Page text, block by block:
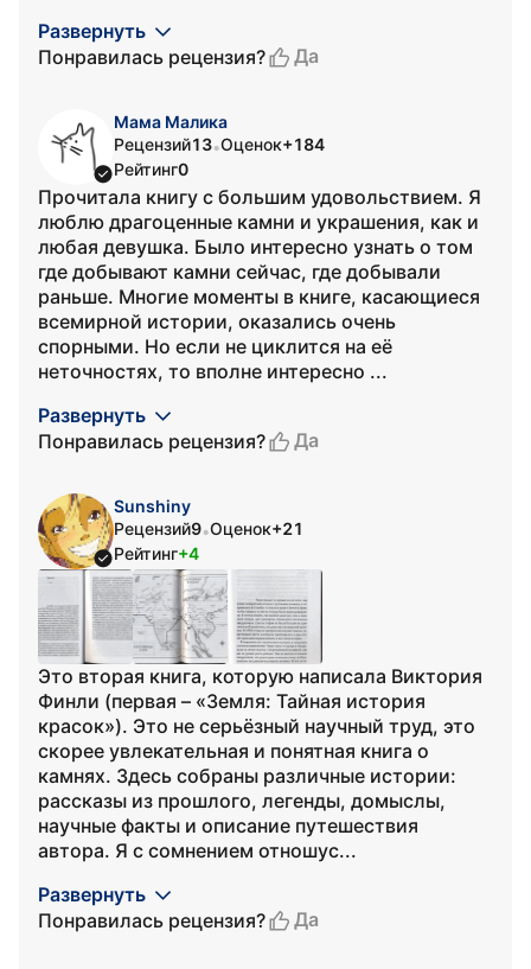
Развернуть
Понравилась рецензия?
Да
Мама Малика
Рецензий13•Оценок+184
Рейтинг0
Прочитала книгу с большим удовольствием. Я
люблю драгоценные камни и украшения, как и
любая девушка. Было интересно узнать о том
где добывают камни сейчас, где добывали
раньше. Многие моменты в книге, касающиеся
всемирной истории, оказались очень
спорными. Но если не циклится на её
неточностях, то вполне интересно ...
Развернуть
Понравилась рецензия?
Да
Sunshiny
Рецензий9•Оценок+21
Рейтинг+4
Это вторая книга, которую написала Виктория
Финли (первая – «Земля: Тайная история
красок»). Это не серьёзный научный труд, это
скорее увлекательная и понятная книга о
камнях. Здесь собраны различные истории:
рассказы из прошлого, легенды, домыслы,
научные факты и описание путешествия
автора. Я с сомнением отношус...
Развернуть
Понравилась рецензия?
Да